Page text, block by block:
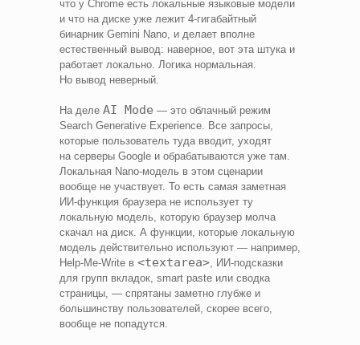
что у Chrome есть локальные языковые модели
и что на диске уже лежит 4-гигабайтный
бинарник Gemini Nano, и делает вполне
естественный вывод: наверное, вот эта штука и
работает локально. Логика нормальная.
Но вывод неверный.
На деле AI Mode — это облачный режим
Search Generative Experience. Все запросы,
которые пользователь туда вводит, уходят
на серверы Google и обрабатываются уже там.
Локальная Nano‑модель в этом сценарии
вообще не участвует. То есть самая заметная
ИИ‑функция браузера не использует ту
локальную модель, которую браузер молча
скачал на диск. А функции, которые локальную
модель действительно используют — например,
Help‑Me‑Write в <textarea> , ИИ‑подсказки
для групп вкладок, smart paste или сводка
страницы, — спрятаны заметно глубже и
большинству пользователей, скорее всего,
вообще не попадутся.